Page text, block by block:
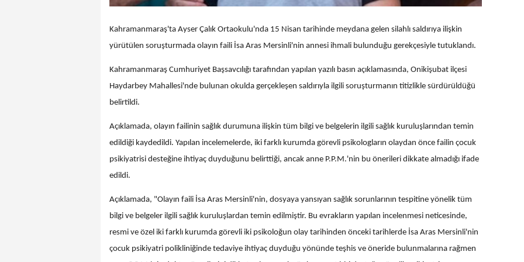
Kahramanmaraş'ta Ayser Çalık Ortaokulu'nda 15 Nisan tarihinde meydana gelen silahlı saldırıya ilişkin
yürütülen soruşturmada olayın faili İsa Aras Mersinli'nin annesi ihmali bulunduğu gerekçesiyle tutuklandı.
Kahramanmaraş Cumhuriyet Başsavcılığı tarafından yapılan yazılı basın açıklamasında, Onikişubat ilçesi
Haydarbey Mahallesi'nde bulunan okulda gerçekleşen saldırıyla ilgili soruşturmanın titizlikle sürdürüldüğü
belirtildi.
Açıklamada, olayın failinin sağlık durumuna ilişkin tüm bilgi ve belgelerin ilgili sağlık kuruluşlarından temin
edildiği kaydedildi. Yapılan incelemelerde, iki farklı kurumda görevli psikologların olaydan önce failin çocuk
psikiyatrisi desteğine ihtiyaç duyduğunu belirttiği, ancak anne P.P.M.'nin bu önerileri dikkate almadığı ifade
edildi.
Açıklamada, "Olayın faili İsa Aras Mersinli'nin, dosyaya yansıyan sağlık sorunlarının tespitine yönelik tüm
bilgi ve belgeler ilgili sağlık kuruluşlardan temin edilmiştir. Bu evrakların yapılan incelenmesi neticesinde,
resmi ve özel iki farklı kurumda görevli iki psikoloğun olay tarihinden önceki tarihlerde İsa Aras Mersinli'nin
çocuk psikiyatri polikliniğinde tedaviye ihtiyaç duyduğu yönünde teşhis ve öneride bulunmalarına rağmen